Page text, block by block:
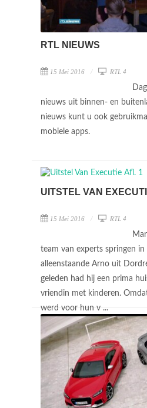
RTL NIEUWS
15 Mei 2016 RTL 4
nieuws uit binnen- en
nieuws kunt u ook
mobiele apps.
UITSTEL VAN
15 Mei 2016 RTL 4
team van experts springen
alleenstaande Arno uit
geleden had hij een prima
vriendin met kinderen.
werd voor hun v ...